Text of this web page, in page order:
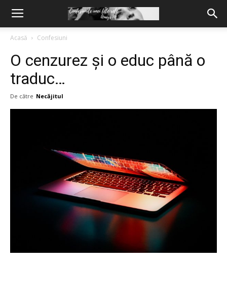
Acasă Confesiuni
O cenzurez și o educ până o
traduc…
De către Necăjitul